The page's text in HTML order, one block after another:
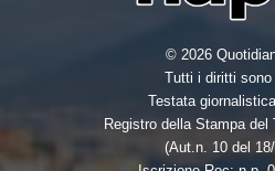
© 2026
Tutti i diritti sono
Testata
Registro della Stampa del
(Aut.n. 10 del